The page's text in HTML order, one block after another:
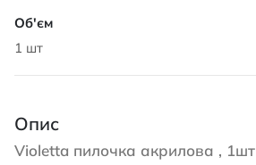
1 шт
Опис
Violetta пилочка акрилова , 1шт